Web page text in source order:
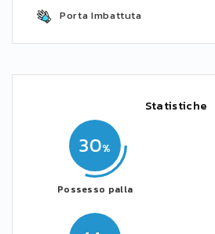
Porta Imbattuta
Statistiche
30
Possesso palla